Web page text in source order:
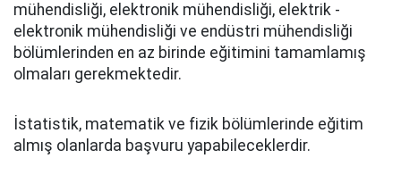
mühendisliği, elektronik mühendisliği, elektrik -
elektronik mühendisliği ve endüstri mühendisliği
bölümlerinden en az birinde eğitimini tamamlamış
olmaları gerekmektedir.
İstatistik, matematik ve fizik bölümlerinde eğitim
almış olanlarda başvuru yapabileceklerdir.